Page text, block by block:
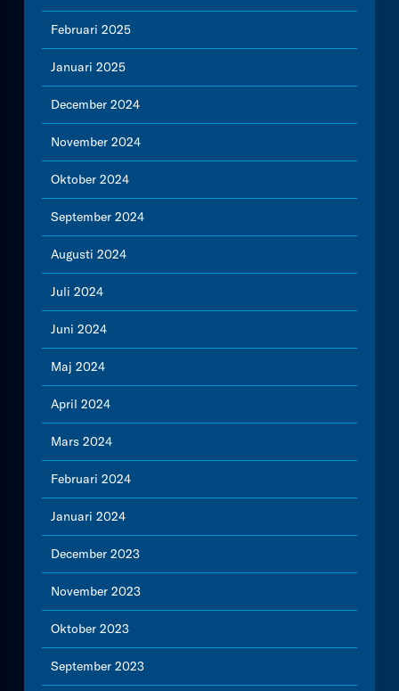
Februari 2025
Januari 2025
December 2024
November 2024
Oktober 2024
September 2024
Augusti 2024
Juli 2024
Juni 2024
Maj 2024
April 2024
Mars 2024
Februari 2024
Januari 2024
December 2023
November 2023
Oktober 2023
September 2023